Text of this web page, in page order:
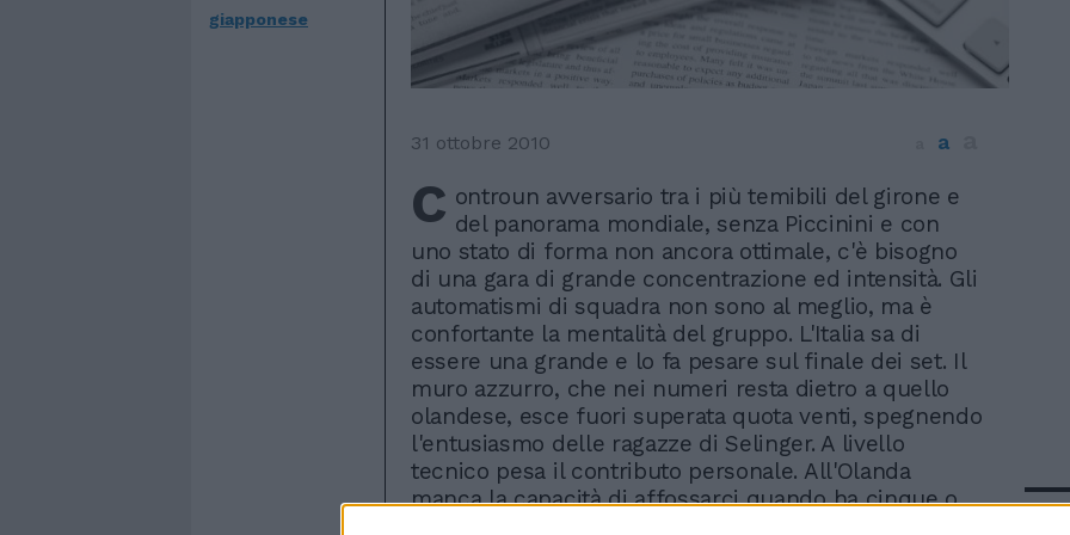
giapponese
31 ottobre 2010 a
C ontroun avversario tra i più temibili del girone e
del panorama mondiale, senza Piccinini e con
uno stato di forma non ancora ottimale, c'è bisogno
di una gara di grande concentrazione ed intensità. Gli
automatismi di squadra non sono al meglio, ma è
confortante la mentalità del gruppo. L'Italia sa di
essere una grande e lo fa pesare sul finale dei set. Il
muro azzurro, che nei numeri resta dietro a quello
olandese, esce fuori superata quota venti, spegnendo
l'entusiasmo delle ragazze di Selinger. A livello
tecnico pesa il contributo personale. All'Olanda
manca la capacità di affossarci quando ha cinque o
In